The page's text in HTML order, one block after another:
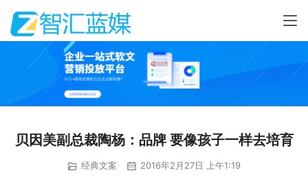
贝因美副总裁陶杨：品牌 要像孩子一样去培育
经典文案 2016年2月27日 上午1:19